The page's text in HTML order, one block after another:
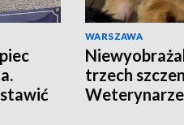
WARSZAWA
trzech